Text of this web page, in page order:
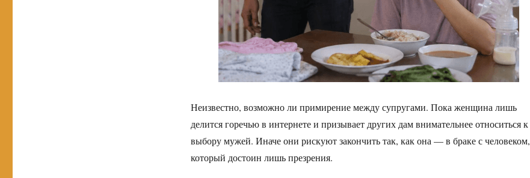
Неизвестно, возможно ли примирение между супругами. Пока женщина лишь
делится горечью в интернете и призывает других дам внимательнее относиться к
выбору мужей. Иначе они рискуют закончить так, как она — в браке с человеком,
который достоин лишь презрения.